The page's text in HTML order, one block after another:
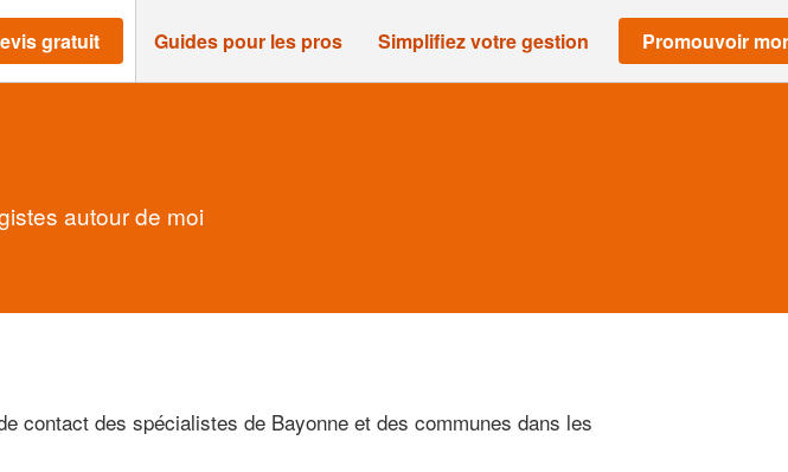
gratuit Guides pour les pros Simplifiez votre gestion Promouvoir
autour de moi
contact des spécialistes de Bayonne et des communes dans les